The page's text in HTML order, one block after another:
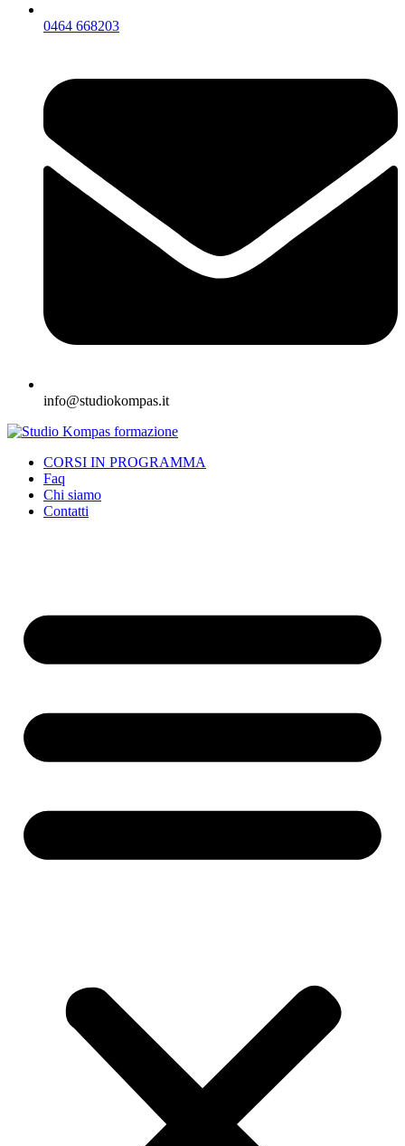
0464 668203
info@studiokompas.it
CORSI IN PROGRAMMA
Faq
Chi siamo
Contatti